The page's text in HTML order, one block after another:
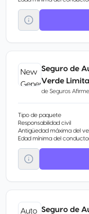
Seguro de
Verde
de Seguros Afirme
Tipo de paquete
Responsabilidad civil
Antigüedad máxima del
Edad mínima del
Seguro de